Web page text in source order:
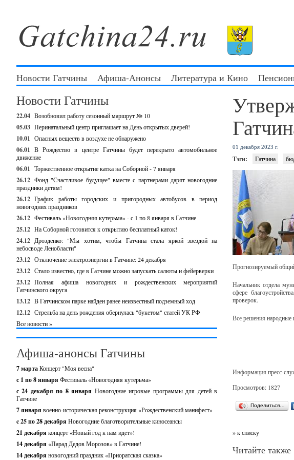
Новости Гатчины Афиша-Анонсы Литература и Кино
Новости Гатчины
22.04 Возобновил работу сезонный маршрут № 10
05.03 Перинатальный центр приглашает на День открытых дверей!
10.01 Опасных веществ в воздухе не обнаружено
06.01 В Рождество в центре Гатчины будет перекрыто автомобильное
движение
06.01 Торжественное открытие катка на Соборной - 7 января
26.12 Фонд "Счастливое будущее" вместе с партнерами дарят новогодние
праздники детям!
26.12 График работы городских и пригородных автобусов в период
новогодних праздников
26.12 Фестиваль «Новогодняя кутерьма» - с 1 по 8 января в Гатчине
25.12 На Соборной готовится к открытию бесплатный каток!
24.12 Дрозденко: "Мы хотим, чтобы Гатчина стала яркой звездой на
небосводе Ленобласти"
23.12 Отключение электроэнергии в Гатчине: 24 декабря
23.12 Стало известно, где в Гатчине можно запускать салюты и фейерверки
23.12 Полная афиша новогодних и рождественских мероприятий
Гатчинского округа
13.12 В Гатчинском парке найден ранее неизвестный подземный ход
12.12 Стрельба на день рождения обернулась "букетом" статей УК РФ
Все новости »
Афиша-анонсы Гатчины
7 мартаКонцерт "Моя весна"
с 1 по 8 января Фестиваль «Новогодняя кутерьма»
с 24 декабря по 8 января Новогодние игровые программы для детей в
Гатчине
7 января военно-историческая реконструкция «Рождественский манифест»
c 25 по 28 декабря Новогодние благотворительные киносеансы
21 декабря концерт «Новый год к нам идет»!
14 декабря «Парад Дедов Морозов» в Гатчине!
14 декабря новогодний праздник «Приоратская сказка»
01 декабря 2023 г.
Тэги: Гатчина
Прогнозируемый
Начальник отдела
сфере
проверок.
Все решения народные
Информация пресс-
Просмотров: 1827
Поделиться…
» к списку
Читайте также